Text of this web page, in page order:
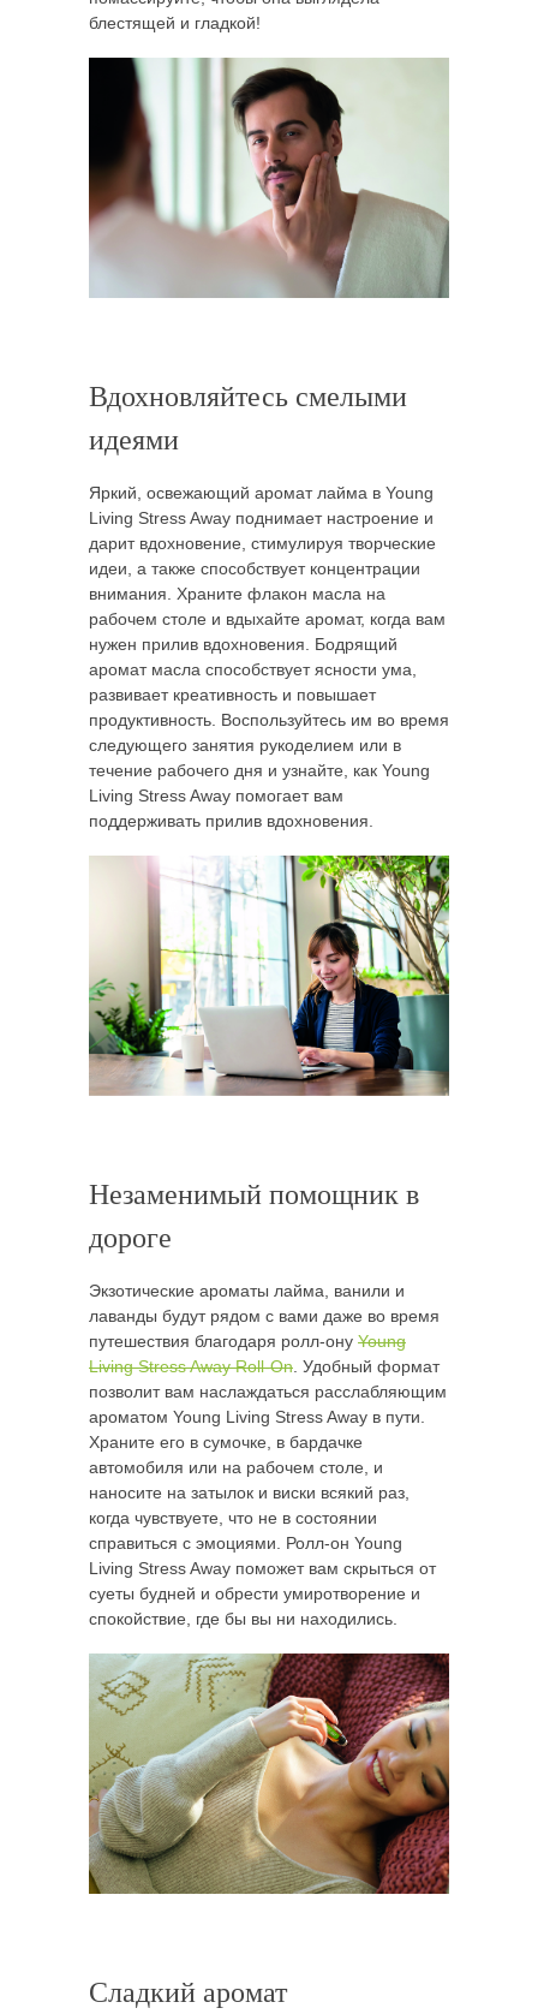
блестящей и гладкой!
Вдохновляйтесь смелыми
идеями
Яркий, освежающий аромат лайма в Young
Living Stress Away поднимает настроение и
дарит вдохновение, стимулируя творческие
идеи, а также способствует концентрации
внимания. Храните флакон масла на
рабочем столе и вдыхайте аромат, когда вам
нужен прилив вдохновения. Бодрящий
аромат масла способствует ясности ума,
развивает креативность и повышает
продуктивность. Воспользуйтесь им во время
следующего занятия рукоделием или в
течение рабочего дня и узнайте, как Young
Living Stress Away помогает вам
поддерживать прилив вдохновения.
Незаменимый помощник в
дороге
Экзотические ароматы лайма, ванили и
лаванды будут рядом с вами даже во время
путешествия благодаря ролл-ону Young
Living Stress Away Roll-On. Удобный формат
позволит вам наслаждаться расслабляющим
ароматом Young Living Stress Away в пути.
Храните его в сумочке, в бардачке
автомобиля или на рабочем столе, и
наносите на затылок и виски всякий раз,
когда чувствуете, что не в состоянии
справиться с эмоциями. Ролл-он Young
Living Stress Away поможет вам скрыться от
суеты будней и обрести умиротворение и
спокойствие, где бы вы ни находились.
Сладкий аромат